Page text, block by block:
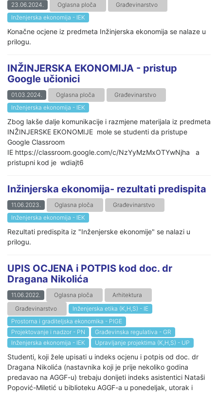
23.06.2024. Oglasna ploča
Građevinarstvo
Inženjerska ekonomija - IEK
Konačne ocjene iz predmeta Inžinjerska ekonomija se nalaze u
prilogu.
INŽINJERSKA EKONOMIJA - pristup
Google učionici
01.03.2024. Oglasna ploča
Građevinarstvo
Inženjerska ekonomija - IEK
Zbog lakše dalje komunikacije i razmjene materijala iz predmeta
INŽINJERSKE EKONOMIJE mole se studenti da pristupe
Google Classroom
IE https://classroom.google.com/c/NzYyMzMxOTYwNjha a
pristupni kod je wdiajt6
Inžinjerska ekonomija- rezultati predispita
11.06.2023. Oglasna ploča
Građevinarstvo
Inženjerska ekonomija - IEK
Rezultati predispita iz "Inženjerske ekonomije" se nalazi u
prilogu.
UPIS OCJENA i POTPIS kod doc. dr
Dragana Nikolića
11.06.2022. Oglasna ploča
Arhitektura
Građevinarstvo
Inženjerska etika (K,H,S) - IE
Prostorna i graditeljska ekonomika - PIGE
Projektovanje i nadzor - PN
Građevinska regulativa - GR
Inženjerska ekonomija - IEK
Upravljanje projektima (K,H,S) - UP
Studenti, koji žele upisati u indeks ocjenu i potpis od doc. dr
Dragana Nikolića (nastavnika koji je prije nekoliko godina
predavao na AGGF-u) trebaju donijeti indeks asistentici Nataši
Popović-Miletić u biblioteku AGGF-a u ponedeljak, utorak i